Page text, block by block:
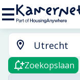
Zoekopslaan